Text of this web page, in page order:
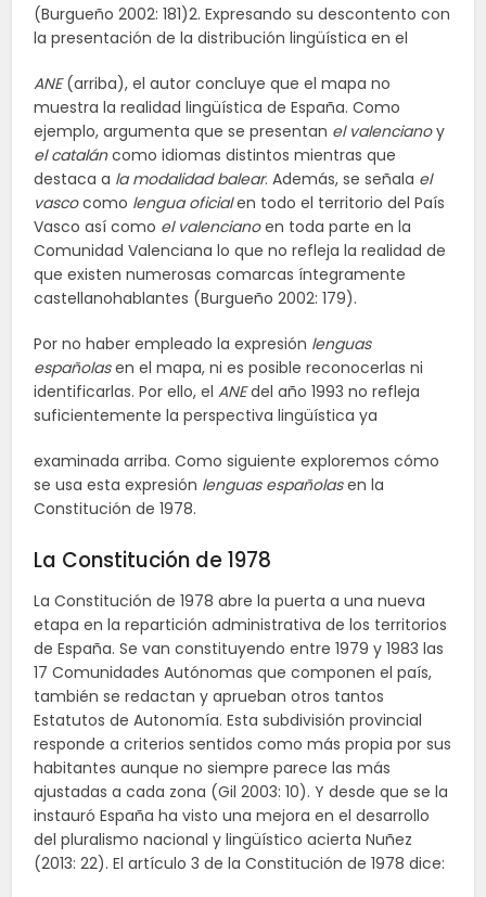
(Burgueño 2002: 181)2. Expresando su descontento con
la presentación de la distribución lingüística en el
ANE(arriba), el autor concluye que el mapa no
muestra la realidad lingüística de España. Como
ejemplo, argumenta que se presentan el valencianoy
el cataláncomo idiomas distintos mientras que
destaca a la modalidad balear. Además, se señala el
vascocomo lengua oficialen todo el territorio del País
Vasco así como el valencianoen toda parte en la
Comunidad Valenciana lo que no refleja la realidad de
que existen numerosas comarcas íntegramente
castellanohablantes (Burgueño 2002: 179).
Por no haber empleado la expresión lenguas
españolasen el mapa, ni es posible reconocerlas ni
identificarlas. Por ello, elANEdel año 1993 no refleja
suficientemente la perspectiva lingüística ya
examinada arriba. Como siguiente exploremos cómo
se usa esta expresión lenguas españolasen la
Constitución de 1978.
La Constitución de 1978
La Constitución de 1978 abre la puerta a una nueva
etapa en la repartición administrativa de los territorios
de España. Se van constituyendo entre 1979 y 1983 las
17 Comunidades Autónomas que componen el país,
también se redactan y aprueban otros tantos
Estatutos de Autonomía. Esta subdivisión provincial
responde a criterios sentidos como más propia por sus
habitantes aunque no siempre parece las más
ajustadas a cada zona (Gil 2003: 10). Y desde que se la
instauró España ha visto una mejora en el desarrollo
del pluralismo nacional y lingüístico acierta Nuñez
(2013: 22). El artículo 3 de la Constitución de 1978 dice: